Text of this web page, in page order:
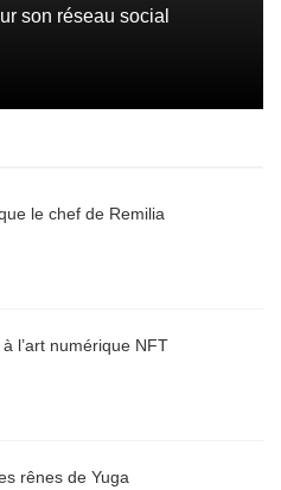
son réseau social
le chef de Remilia
l’art numérique NFT
rênes de Yuga